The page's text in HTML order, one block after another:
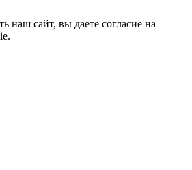
наш сайт, вы даете согласие на